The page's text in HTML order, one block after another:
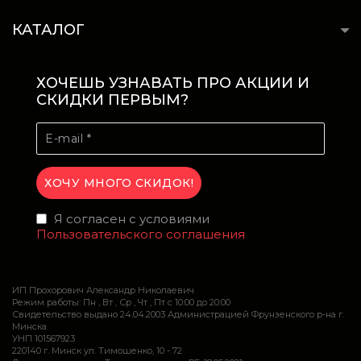
КАТАЛОГ
ХОЧЕШЬ УЗНАВАТЬ ПРО АКЦИИ И
СКИДКИ ПЕРВЫМ?
Я согласен с условиями
Пользовательского соглашения
ИП Прохорович Александр Николаевич
Режим работы: Пн , Вт , Ср , Чт , Пт c 10:00 до 20:00
Свидетельство выдано 24.04.2003 Администрацией Фрунзенского р-на г.
Минска
УНП 101567923
220140 г. Минск ул. Тимошенко, 10 - 72